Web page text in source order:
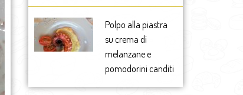
Polpo alla piastra
su crema di
melanzane e
pomodorini canditi